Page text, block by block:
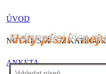
ÚVOD
NOTY PÍSNÍ - CZ
ANKETA
Noty písní -
K dispozici více